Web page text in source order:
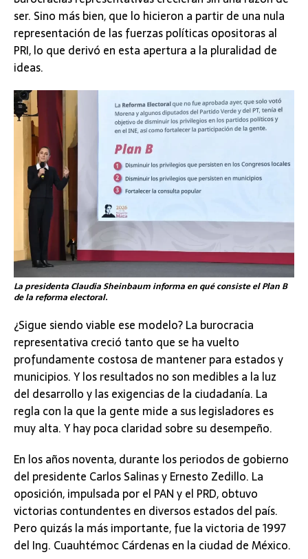
ser. Sino más bien, que lo hicieron a partir de una nula
representación de las fuerzas políticas opositoras al
PRI, lo que derivó en esta apertura a la pluralidad de
ideas.
La presidenta Claudia Sheinbaum informa en qué consiste el Plan B
de la reforma electoral.
¿Sigue siendo viable ese modelo? La burocracia
representativa creció tanto que se ha vuelto
profundamente costosa de mantener para estados y
municipios. Y los resultados no son medibles a la luz
del desarrollo y las exigencias de la ciudadanía. La
regla con la que la gente mide a sus legisladores es
muy alta. Y hay poca claridad sobre su desempeño.
En los años noventa, durante los periodos de gobierno
del presidente Carlos Salinas y Ernesto Zedillo. La
oposición, impulsada por el PAN y el PRD, obtuvo
victorias contundentes en diversos estados del país.
Pero quizás la más importante, fue la victoria de 1997
del Ing. Cuauhtémoc Cárdenas en la ciudad de México.